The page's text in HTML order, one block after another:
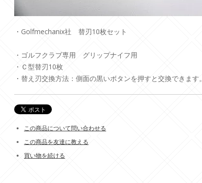
・Golfmechanix社 替刃10枚セット
・ゴルフクラブ専用 グリップナイフ用
・Ｃ型替刃10枚
・替え刃交換方法：側面の黒いボタンを押すと交換できます。
この商品について問い合わせる
この商品を友達に教える
買い物を続ける